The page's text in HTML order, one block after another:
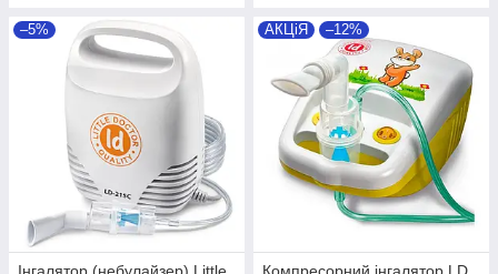
–5% АКЦіЯ –12%